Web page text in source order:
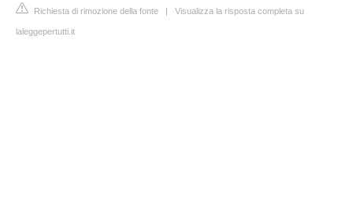
Richiesta di rimozione della fonte | Visualizza la risposta completa su
laleggepertutti.it